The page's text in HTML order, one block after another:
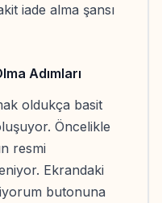
iade alma şansı
Adımları
oldukça basit
Öncelikle
resmi
Ekrandaki
butonuna